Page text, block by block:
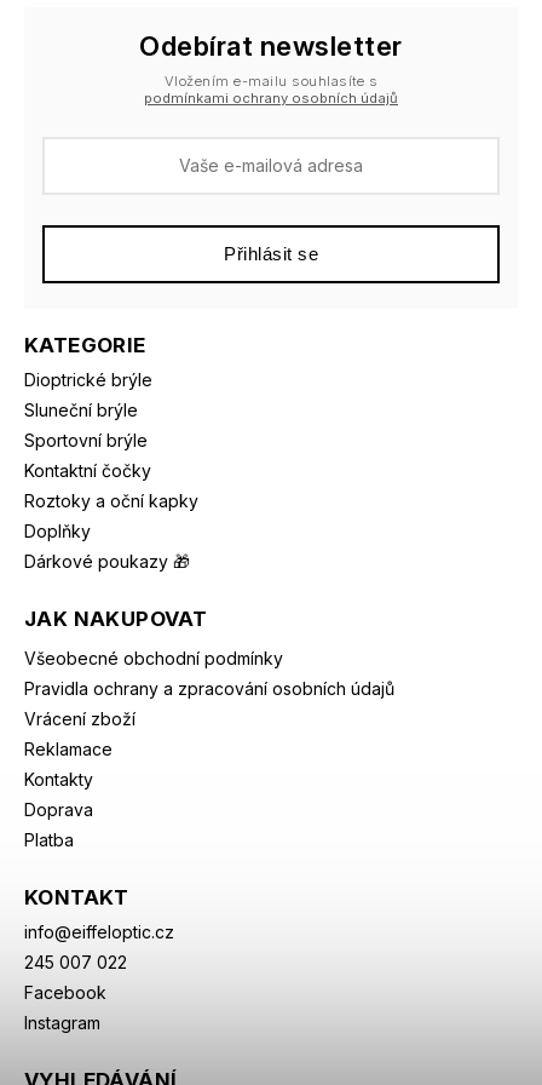
KATEGORIE
Dioptrické brýle
Sluneční brýle
Sportovní brýle
Kontaktní čočky
Roztoky a oční kapky
Doplňky
Dárkové poukazy 🎁
JAK NAKUPOVAT
Všeobecné obchodní podmínky
Pravidla ochrany a zpracování osobních údajů
Vrácení zboží
Reklamace
Kontakty
Doprava
Platba
KONTAKT
info@eiffeloptic.cz
245 007 022
Facebook
Instagram
Odebírat newsletter
Vložením e-mailu souhlasíte s
podmínkami ochrany osobních údajů
Přihlásit se
VYHLEDÁVÁNÍ